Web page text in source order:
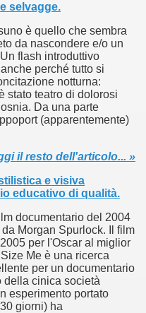
selvagge.
è quello che sembra
da nascondere e/o un
flash introduttivo
perché tutto si
notturna:
stato teatro di dolorosi
Da una parte
(apparentemente)
il resto dell'articolo... »
e visiva
educativo di qualità.
documentario del 2004
Morgan Spurlock. Il film
per l'Oscar al miglior
Me è una ricerca
per un documentario
della cinica società
esperimento portato
giorni) ha
camorra.
allevati.
di Luglio 2013.
il retroscena della
il retroscena della